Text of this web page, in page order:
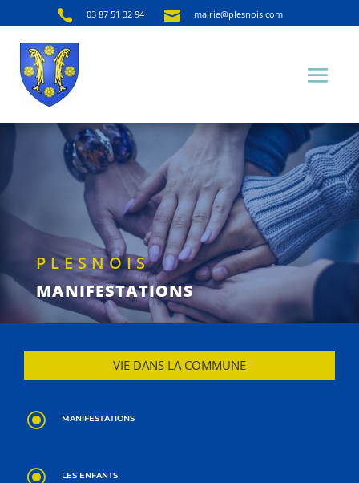
 03 87 51 32 94  mairie@plesnois.com
PLESNOIS
MANIFESTATIONS
VIE DANS LA COMMUNE
\ MANIFESTATIONS
\ LES ENFANTS